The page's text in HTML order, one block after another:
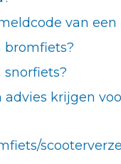
van
bromfiets?
snorfiets?
advies krijgen